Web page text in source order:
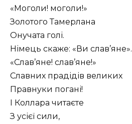
«Моголи! моголи!»
Золотого Тамерлана
Онучата голі.
Німець скаже: «Ви слав’яне».
«Слав’яне! слав’яне!»
Славних прадідів великих
Правнуки погані!
І Коллара читаєте
З усієї сили,